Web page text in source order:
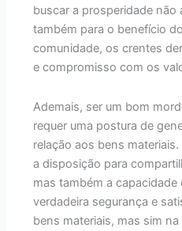
buscar a prosperidade não
também para o benefício
comunidade, os crentes
e compromisso com os
Ademais, ser um bom
requer uma postura de
relação aos bens
a disposição para
mas também a capacidade
verdadeira segurança e
bens materiais, mas sim